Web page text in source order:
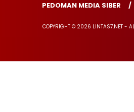
PEDOMAN MEDIA SIBER
COPYRIGHT © 2026 LINTAS7.NET -